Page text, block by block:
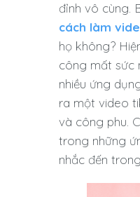
đỉnh vô cùng.
cách làm
họ không?
công mất sức
nhiều ứng
ra một video
và công phu.
trong những
nhắc đến